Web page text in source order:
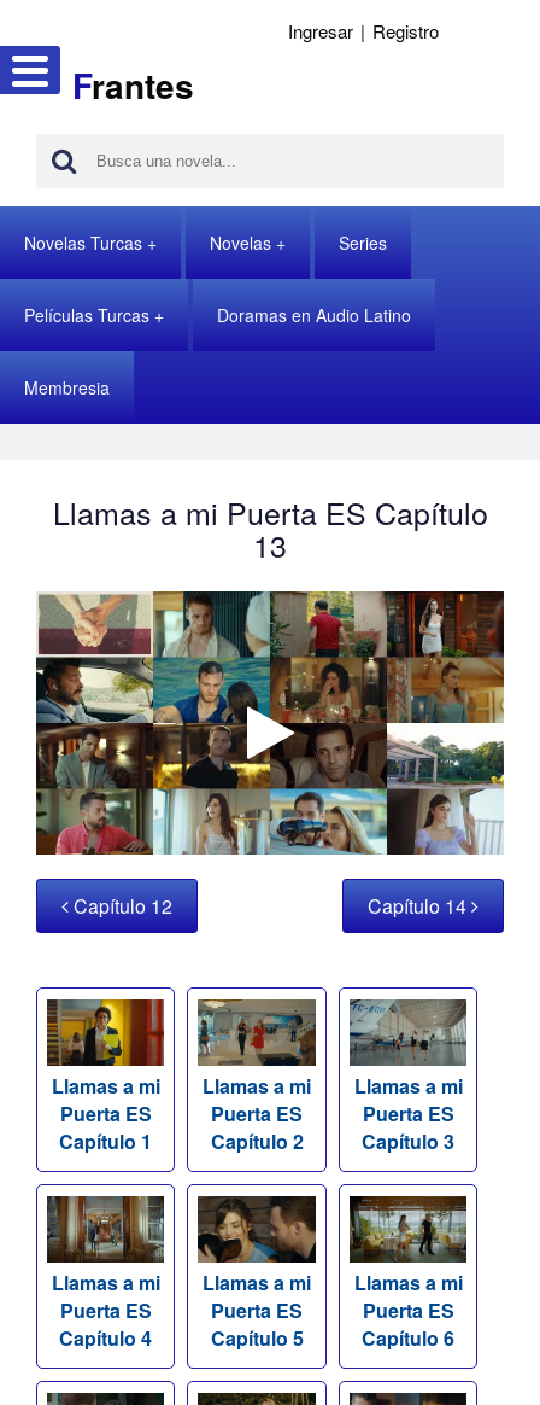
Frantes
Ingresar | Registro
Novelas Turcas Novelas Series
Películas Turcas Doramas en Audio Latino
Membresia
Llamas a mi Puerta ES Capítulo
13
Capítulo 12 Capítulo 14
Llamas a mi
Puerta ES
Capítulo 1
Llamas a mi
Puerta ES
Capítulo 2
Llamas a mi
Puerta ES
Capítulo 3
Llamas a mi
Puerta ES
Capítulo 4
Llamas a mi
Puerta ES
Capítulo 5
Llamas a mi
Puerta ES
Capítulo 6